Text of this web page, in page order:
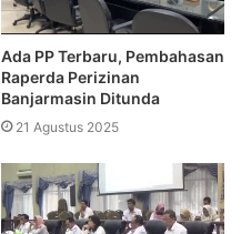
Ada PP Terbaru, Pembahasan
Raperda Perizinan
Banjarmasin Ditunda
21 Agustus 2025